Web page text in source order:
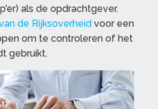
als de opdrachtgever.
de Rijksoverheid voor een
om te controleren of het
gebruikt.